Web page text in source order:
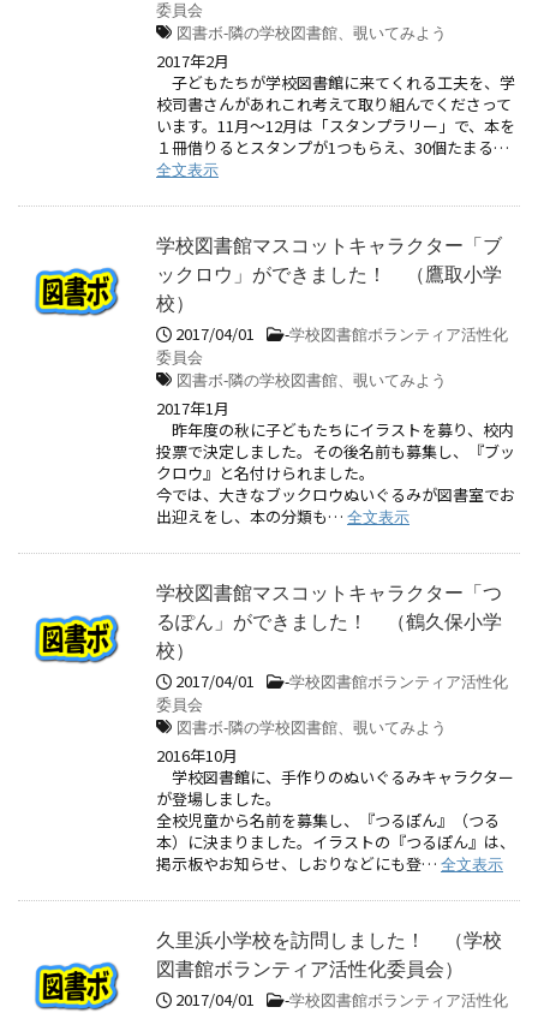
委員会
図書ボ-隣の学校図書館、覗いてみよう
2017年2月
子どもたちが学校図書館に来てくれる工夫を、学
校司書さんがあれこれ考えて取り組んでくださって
います。11月～12月は「スタンプラリー」で、本を
１冊借りるとスタンプが1つもらえ、30個たまる…
全文表示
学校図書館マスコットキャラクター「ブ
ックロウ」ができました！ （鷹取小学
校）
2017/04/01 -学校図書館ボランティア活性化
委員会
図書ボ-隣の学校図書館、覗いてみよう
2017年1月
昨年度の秋に子どもたちにイラストを募り、校内
投票で決定しました。その後名前も募集し、『ブッ
クロウ』と名付けられました。
今では、大きなブックロウぬいぐるみが図書室でお
出迎えをし、本の分類も… 全文表示
学校図書館マスコットキャラクター「つ
るぽん」ができました！ （鶴久保小学
校）
2017/04/01 -学校図書館ボランティア活性化
委員会
図書ボ-隣の学校図書館、覗いてみよう
2016年10月
学校図書館に、手作りのぬいぐるみキャラクター
が登場しました。
全校児童から名前を募集し、『つるぽん』（つる
本）に決まりました。イラストの『つるぽん』は、
掲示板やお知らせ、しおりなどにも登… 全文表示
久里浜小学校を訪問しました！ （学校
図書館ボランティア活性化委員会）
2017/04/01 -学校図書館ボランティア活性化